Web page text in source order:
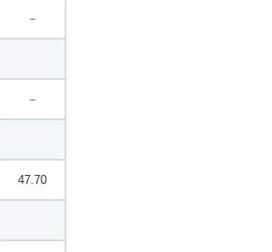
－
－
47.70